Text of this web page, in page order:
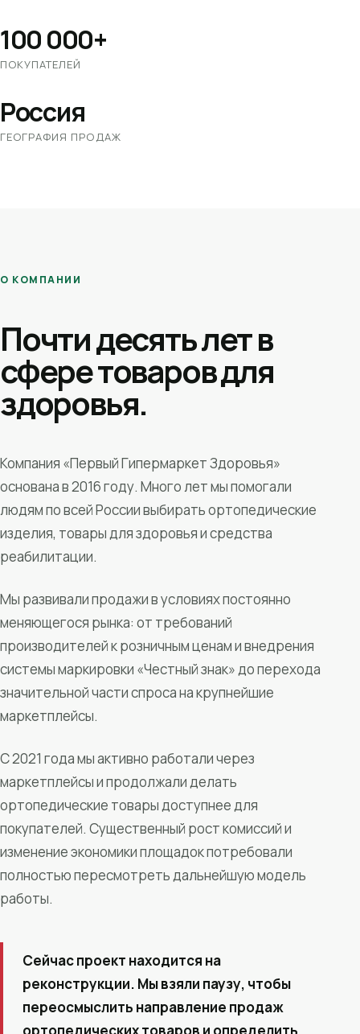
100 000+
ПОКУПАТЕЛЕЙ
Россия
ГЕОГРАФИЯ ПРОДАЖ
О КОМПАНИИ
Почти десять лет в
сфере товаров для
здоровья.
Компания «Первый Гипермаркет Здоровья»
основана в 2016 году. Много лет мы помогали
людям по всей России выбирать ортопедические
изделия, товары для здоровья и средства
реабилитации.
Мы развивали продажи в условиях постоянно
меняющегося рынка: от требований
производителей к розничным ценам и внедрения
системы маркировки «Честный знак» до перехода
значительной части спроса на крупнейшие
маркетплейсы.
С 2021 года мы активно работали через
маркетплейсы и продолжали делать
ортопедические товары доступнее для
покупателей. Существенный рост комиссий и
изменение экономики площадок потребовали
полностью пересмотреть дальнейшую модель
работы.
Сейчас проект находится на
реконструкции. Мы взяли паузу, чтобы
переосмыслить направление продаж